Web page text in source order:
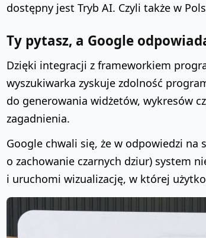
dostępny jest Tryb AI. Czyli także w
Ty pytasz, a Google
Dzięki integracji z frameworkiem
wyszukiwarka zyskuje zdolność
do generowania widżetów, wykresów
zagadnienia.
Google chwali się, że w odpowiedzi
o zachowanie czarnych dziur) system
i uruchomi wizualizację, w której